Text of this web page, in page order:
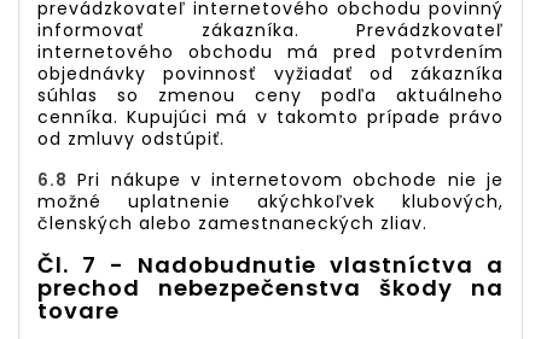
prevádzkovateľ internetového obchodu povinný
informovať zákazníka. Prevádzkovateľ
internetového obchodu má pred potvrdením
objednávky povinnosť vyžiadať od zákazníka
súhlas so zmenou ceny podľa aktuálneho
cenníka. Kupujúci má v takomto prípade právo
od zmluvy odstúpiť.
6.8 Pri nákupe v internetovom obchode nie je
možné uplatnenie akýchkoľvek klubových,
členských alebo zamestnaneckých zliav.
Čl. 7 - Nadobudnutie vlastníctva a
prechod nebezpečenstva škody na
tovare